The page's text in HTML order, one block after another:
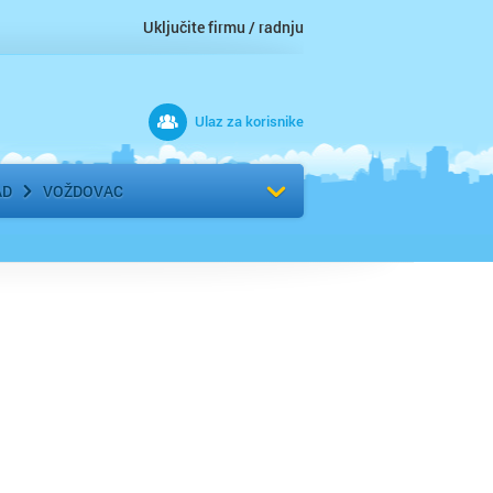
Uključite firmu / radnju
Ulaz za korisnike
VOŽDOVAC